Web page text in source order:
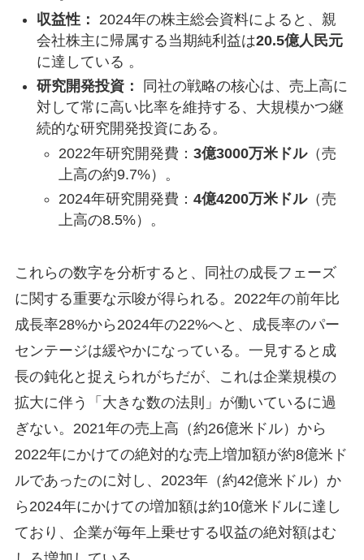
収益性：
2024年の株主総会資料によると、親
会社株主に帰属する当期純利益は20.5億人民元
に達している 。
研究開発投資：
同社の戦略の核心は、売上高に
対して常に高い比率を維持する、大規模かつ継
続的な研究開発投資にある。
2022年研究開発費： 3億3000万米ドル（売
上高の約9.7%）。
2024年研究開発費： 4億4200万米ドル（売
上高の8.5%）。
これらの数字を分析すると、同社の成長フェーズ
に関する重要な示唆が得られる。2022年の前年比
成長率28%から2024年の22%へと、成長率のパー
センテージは緩やかになっている。一見すると成
長の鈍化と捉えられがちだが、これは企業規模の
拡大に伴う「大きな数の法則」が働いているに過
ぎない。2021年の売上高（約26億米ドル）から
2022年にかけての絶対的な売上増加額が約8億米ド
ルであったのに対し、2023年（約42億米ドル）か
ら2024年にかけての増加額は約10億米ドルに達し
ており、企業が毎年上乗せする収益の絶対額はむ